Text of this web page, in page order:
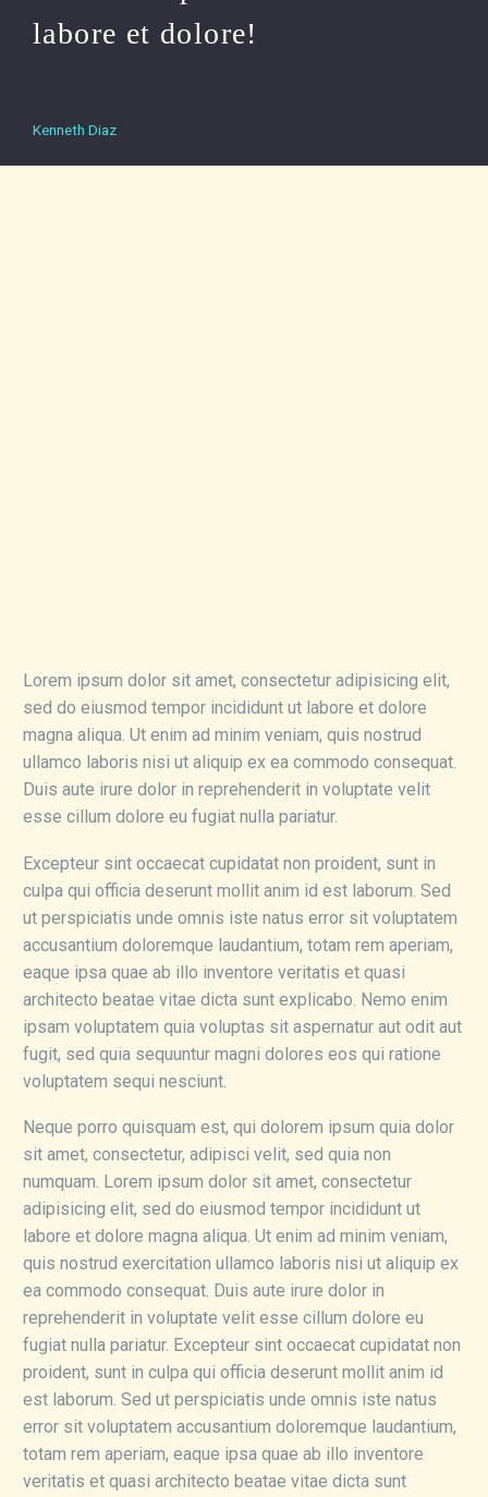
labore et dolore!
Kenneth Diaz
Lorem ipsum dolor sit amet, consectetur adipisicing elit,
sed do eiusmod tempor incididunt ut labore et dolore
magna aliqua. Ut enim ad minim veniam, quis nostrud
ullamco laboris nisi ut aliquip ex ea commodo consequat.
Duis aute irure dolor in reprehenderit in voluptate velit
esse cillum dolore eu fugiat nulla pariatur.
Excepteur sint occaecat cupidatat non proident, sunt in
culpa qui officia deserunt mollit anim id est laborum. Sed
ut perspiciatis unde omnis iste natus error sit voluptatem
accusantium doloremque laudantium, totam rem aperiam,
eaque ipsa quae ab illo inventore veritatis et quasi
architecto beatae vitae dicta sunt explicabo. Nemo enim
ipsam voluptatem quia voluptas sit aspernatur aut odit aut
fugit, sed quia sequuntur magni dolores eos qui ratione
voluptatem sequi nesciunt.
Neque porro quisquam est, qui dolorem ipsum quia dolor
sit amet, consectetur, adipisci velit, sed quia non
numquam. Lorem ipsum dolor sit amet, consectetur
adipisicing elit, sed do eiusmod tempor incididunt ut
labore et dolore magna aliqua. Ut enim ad minim veniam,
quis nostrud exercitation ullamco laboris nisi ut aliquip ex
ea commodo consequat. Duis aute irure dolor in
reprehenderit in voluptate velit esse cillum dolore eu
fugiat nulla pariatur. Excepteur sint occaecat cupidatat non
proident, sunt in culpa qui officia deserunt mollit anim id
est laborum. Sed ut perspiciatis unde omnis iste natus
error sit voluptatem accusantium doloremque laudantium,
totam rem aperiam, eaque ipsa quae ab illo inventore
veritatis et quasi architecto beatae vitae dicta sunt